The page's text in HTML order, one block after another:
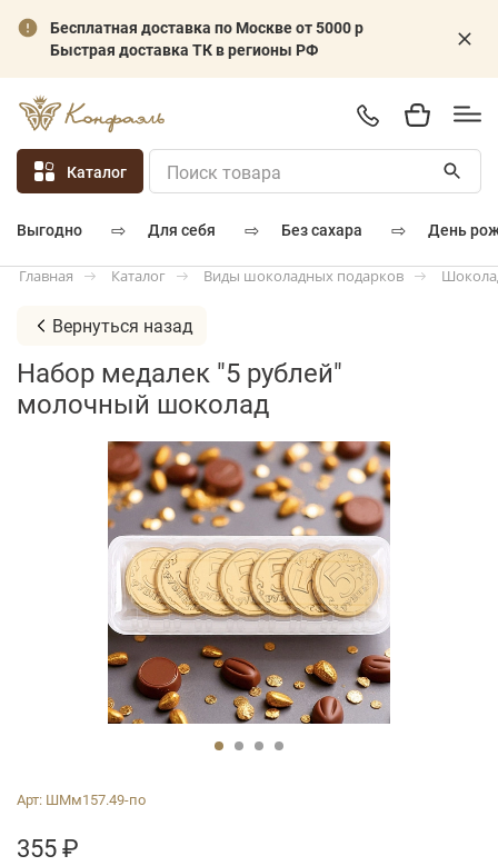
Бесплатная доставка по Москве от 5000 р
Быстрая доставка ТК в регионы РФ
Каталог
выгодно ⇨ для себя ⇨ без сахара ⇨ день
Главная Каталог Виды шоколадных подарков
Вернуться назад
Набор медалек "5 рублей"
молочный шоколад
Арт: ШМм157.49-по
355₽